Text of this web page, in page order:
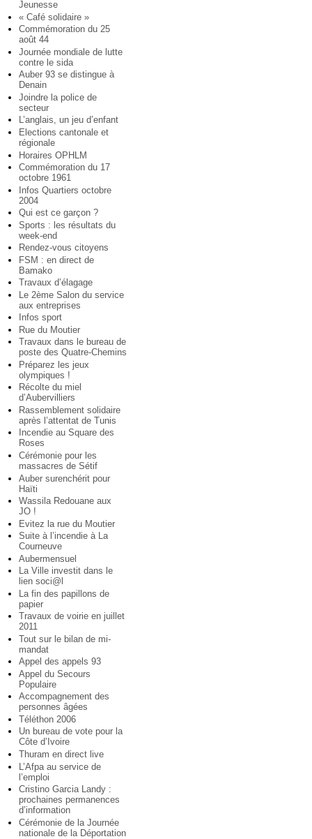
Jeunesse
« Café solidaire »
Commémoration du 25
août 44
Journée mondiale de lutte
contre le sida
Auber 93 se distingue à
Denain
Joindre la police de
secteur
L’anglais, un jeu d’enfant
Elections cantonale et
régionale
Horaires OPHLM
Commémoration du 17
octobre 1961
Infos Quartiers octobre
2004
Qui est ce garçon ?
Sports : les résultats du
week-end
Rendez-vous citoyens
FSM : en direct de
Bamako
Travaux d’élagage
Le 2ème Salon du service
aux entreprises
Infos sport
Rue du Moutier
Travaux dans le bureau de
poste des Quatre-Chemins
Préparez les jeux
olympiques !
Récolte du miel
d’Aubervilliers
Rassemblement solidaire
après l’attentat de Tunis
Incendie au Square des
Roses
Cérémonie pour les
massacres de Sétif
Auber surenchérit pour
Haïti
Wassila Redouane aux
JO !
Evitez la rue du Moutier
Suite à l’incendie à La
Courneuve
Aubermensuel
La Ville investit dans le
lien soci@l
La fin des papillons de
papier
Travaux de voirie en juillet
2011
Tout sur le bilan de mi-
mandat
Appel des appels 93
Appel du Secours
Populaire
Accompagnement des
personnes âgées
Téléthon 2006
Un bureau de vote pour la
Côte d’Ivoire
Thuram en direct live
L’Afpa au service de
l’emploi
Cristino Garcia Landy :
prochaines permanences
d’information
Cérémonie de la Journée
nationale de la Déportation